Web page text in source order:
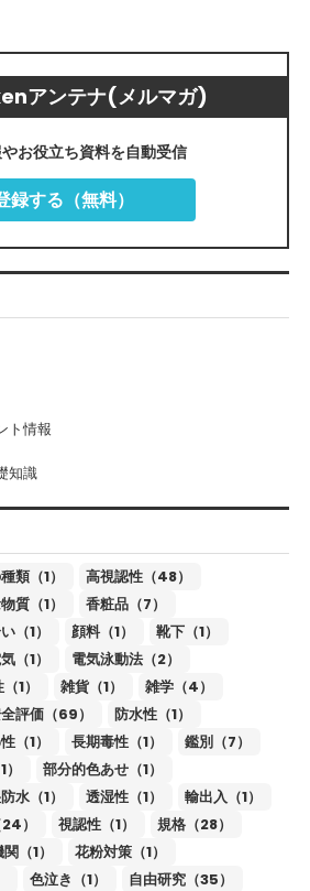
アンテナ(メルマガ)
お役立ち資料を自動受信
録する（無料）
ト情報
知識
類（1）
高視認性（48）
質（1）
香粧品（7）
（1） 顔料（1）
靴下（1）
（1）
電気泳動法（2）
1） 雑貨（1）
雑学（4）
評価（69）
防水性（1）
（1） 長期毒性（1）
鑑別（7）
部分的色あせ（1）
水（1） 透湿性（1）
輸出入（1）
）
視認性（1）
規格（28）
（1）
花粉対策（1）
色泣き（1）
自由研究（35）